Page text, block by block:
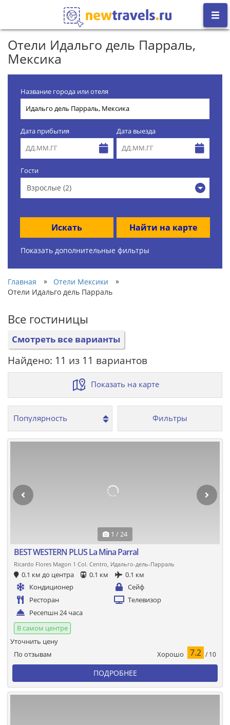
Отели Идальго дель Парраль,
Мексика
Название города или отеля
Дата прибытия Дата выезда
Гости
Взрослые (2)
Искать Найти на карте
Показать дополнительные фильтры
Главная » Отели Мексики
»
Отели Идальго дель Парраль
Все гостиницы
Смотреть все варианты
Найдено: 11 из 11 вариантов
Показать на карте
Фильтры
1 / 24
BEST WESTERN PLUS La Mina Parral
Ricardo Flores Magon 1 Col. Centro, Идальго-дель-Парраль
0.1 км до центра 0.1 км
0.1 км
Кондиционер
Сейф
Ресторан
Телевизор
Ресепшн 24 часа
В самом центре
По отзывам Хорошо 7.2 / 10
Уточнить цену
ПОДРОБНЕЕ